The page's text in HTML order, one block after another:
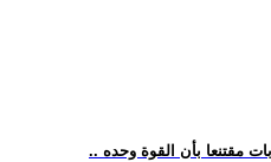
مقتنعا بأن القوة وحده